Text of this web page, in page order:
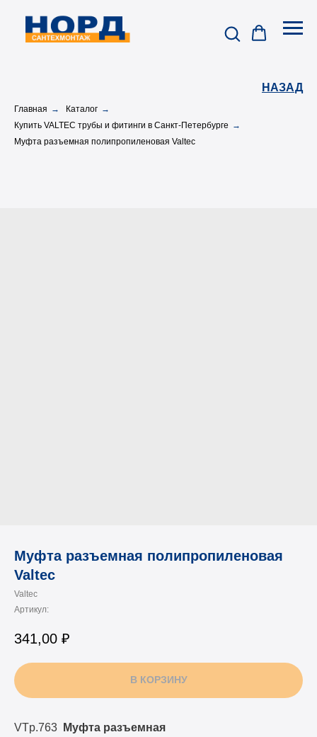
НАЗАД
Главная → Каталог →
Купить VALTEC трубы и фитинги в Санкт-Петербурге →
Муфта разъемная полипропиленовая Valtec
Муфта разъемная полипропиленовая
Valtec
Valtec
Артикул:
341,00 ₽
В КОРЗИНУ
VTp.763
Муфта разъемная